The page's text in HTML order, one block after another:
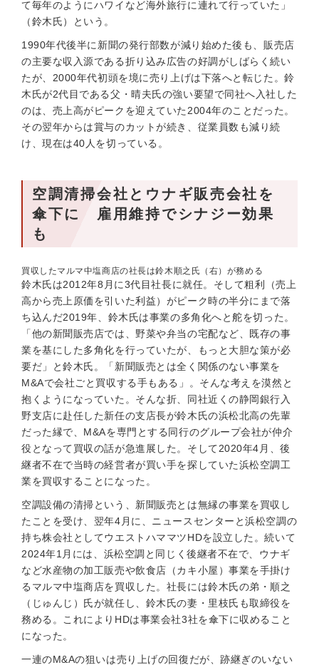
て毎年のようにハワイなど海外旅行に連れて行っていた」
（鈴木氏）という。
1990年代後半に新聞の発行部数が減り始めた後も、販売店
の主要な収入源である折り込み広告の好調がしばらく続い
たが、2000年代初頭を境に売り上げは下落へと転じた。鈴
木氏が2代目である父・晴夫氏の強い要望で同社へ入社した
のは、売上高がピークを迎えていた2004年のことだった。
その翌年からは賞与のカットが続き、従業員数も減り続
け、現在は40人を切っている。
空調清掃会社とウナギ販売会社を
傘下に 雇用維持でシナジー効果
も
買収したマルマ中塩商店の社長は鈴木順之氏（右）が務める
鈴木氏は2012年8月に3代目社長に就任。そして粗利（売上
高から売上原価を引いた利益）がピーク時の半分にまで落
ち込んだ2019年、鈴木氏は事業の多角化へと舵を切った。
「他の新聞販売店では、野菜や弁当の宅配など、既存の事
業を基にした多角化を行っていたが、もっと大胆な策が必
要だ」と鈴木氏。「新聞販売とは全く関係のない事業を
M&Aで会社ごと買収する手もある」。そんな考えを漠然と
抱くようになっていた。そんな折、同社近くの静岡銀行入
野支店に赴任した新任の支店長が鈴木氏の浜松北高の先輩
だった縁で、M&Aを専門とする同行のグループ会社が仲介
役となって買収の話が急進展した。そして2020年4月、後
継者不在で当時の経営者が買い手を探していた浜松空調工
業を買収することになった。
空調設備の清掃という、新聞販売とは無縁の事業を買収し
たことを受け、翌年4月に、ニュースセンターと浜松空調の
持ち株会社としてウエストハママツHDを設立した。続いて
2024年1月には、浜松空調と同じく後継者不在で、ウナギ
など水産物の加工販売や飲食店（カキ小屋）事業を手掛け
るマルマ中塩商店を買収した。社長には鈴木氏の弟・順之
（じゅんじ）氏が就任し、鈴木氏の妻・里枝氏も取締役を
務める。これによりHDは事業会社3社を傘下に収めること
になった。
一連のM&Aの狙いは売り上げの回復だが、跡継ぎのいない